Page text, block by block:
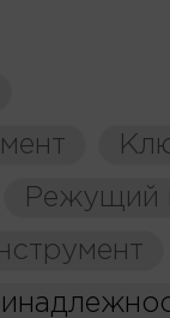
Режущий